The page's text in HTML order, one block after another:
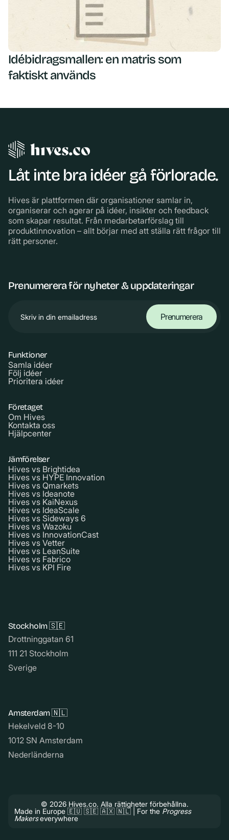
Idébidragsmallen: en matris som
faktiskt används
Låt inte bra idéer gå förlorade.
Hives är plattformen där organisationer samlar in,
organiserar och agerar på idéer, insikter och feedback
som skapar resultat. Från medarbetarförslag till
produktinnovation – allt börjar med att ställa rätt frågor till
rätt personer.
Prenumerera för nyheter & uppdateringar
Funktioner
Samla idéer
Följ idéer
Prioritera idéer
Företaget
Om Hives
Kontakta oss
Hjälpcenter
Jämförelser
Hives vs Brightidea
Hives vs HYPE Innovation
Hives vs Qmarkets
Hives vs Ideanote
Hives vs KaiNexus
Hives vs IdeaScale
Hives vs Sideways 6
Hives vs Wazoku
Hives vs InnovationCast
Hives vs Vetter
Hives vs LeanSuite
Hives vs Fabrico
Hives vs KPI Fire
Stockholm 🇸🇪
Drottninggatan 61
111 21 Stockholm
Sverige
Amsterdam 🇳🇱
Hekelveld 8-10
1012 SN Amsterdam
Nederländerna
© 2026 Hives.co. Alla rättigheter förbehållna.
Made in Europe 🇪🇺 🇸🇪 🇦🇽 🇳🇱 | For the Progress
Makerseverywhere